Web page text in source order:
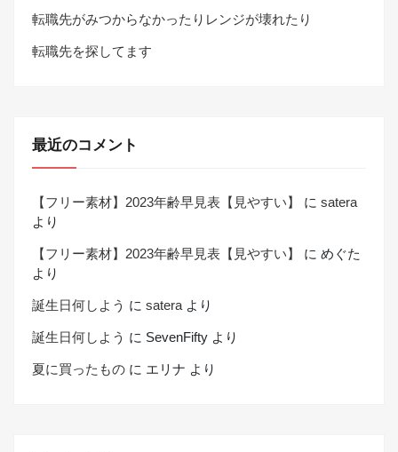
転職先がみつからなかったりレンジが壊れたり
転職先を探してます
最近のコメント
【フリー素材】2023年齢早見表【見やすい】 に satera
より
【フリー素材】2023年齢早見表【見やすい】 に めぐた
より
誕生日何しよう に satera より
誕生日何しよう に SevenFifty より
夏に買ったもの に エリナ より